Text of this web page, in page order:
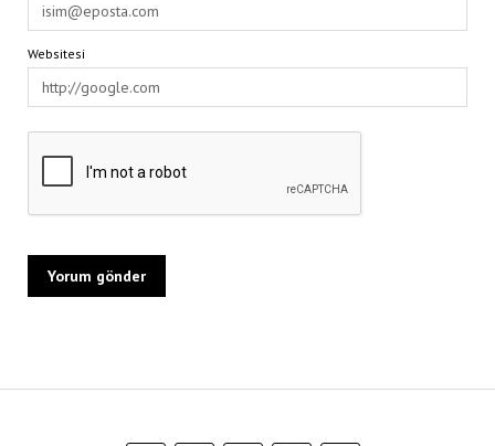
Websitesi